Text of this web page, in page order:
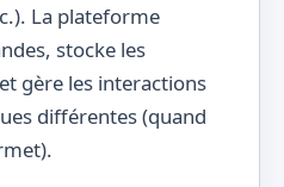
La plateforme
stocke les
gère les interactions
différentes (quand